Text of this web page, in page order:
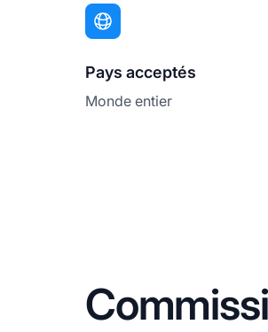
Pays acceptés
Monde entier